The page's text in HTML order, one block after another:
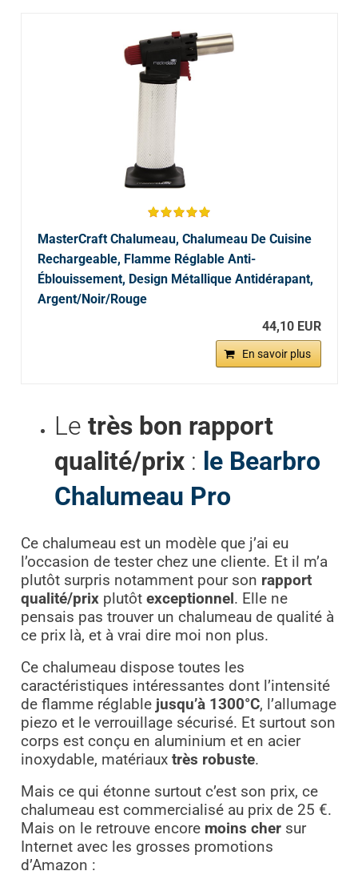
MasterCraft Chalumeau, Chalumeau De Cuisine
Rechargeable, Flamme Réglable Anti-
Éblouissement, Design Métallique Antidérapant,
Argent/Noir/Rouge
44,10 EUR
En savoir plus
Le très bon rapport
qualité/prix : le Bearbro
Chalumeau Pro
Ce chalumeau est un modèle que j’ai eu
l’occasion de tester chez une cliente. Et il m’a
plutôt surpris notamment pour son rapport
qualité/prixplutôt exceptionnel. Elle ne
pensais pas trouver un chalumeau de qualité à
ce prix là, et à vrai dire moi non plus.
Ce chalumeau dispose toutes les
caractéristiques intéressantes dont l’intensité
de flamme réglable jusqu’à 1300°C, l’allumage
piezo et le verrouillage sécurisé. Et surtout son
corps est conçu en aluminium et en acier
inoxydable, matériaux très robuste.
Mais ce qui étonne surtout c’est son prix, ce
chalumeau est commercialisé au prix de 25 €.
Mais on le retrouve encore moins chersur
Internet avec les grosses promotions
d’Amazon :